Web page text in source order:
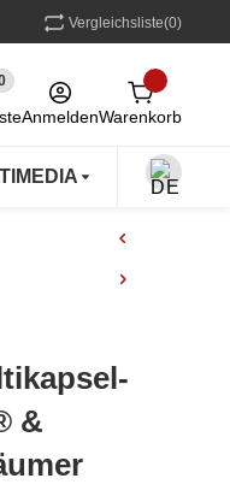
Vergleichsliste(0)
in der Liste
AnmeldenWarenkorb
&